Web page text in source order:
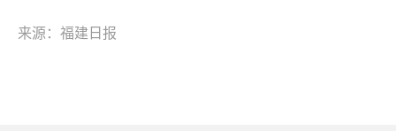
来源：福建日报